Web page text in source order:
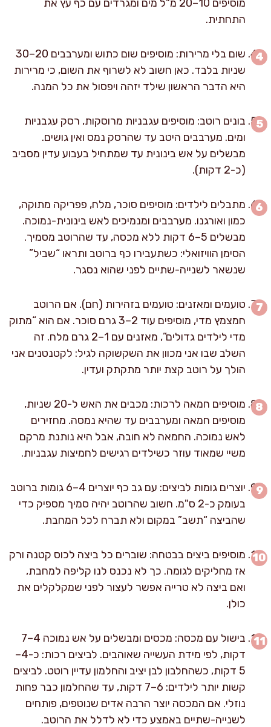
מוסיפים 10–20 מ"ל מים ומגרדים עם כף עץ את
התחתית.
שום בלי מרירות: מוסיפים שום כתוש ומערבבים 20–30
שניות בלבד. כאן חשוב לא לשרוף את השום, כי מרירות
היא הדבר הראשון שילד יזהה ויפסול את כל המנה.
בונים רוטב: מוסיפים עגבניות מרוסקות, רסק עגבניות
ומים. מערבבים היטב עד שהרסק נמס ואין גושים.
מבשלים על אש בינונית עד שמתחיל בעבוע עדין מסביב
(כ-2 דקות).
מתבלים לילדים: מוסיפים סוכר, מלח, פפריקה מתוקה,
כמון ואורגנו. מערבבים ומנמיכים לאש בינונית-נמוכה.
מבשלים 5–6 דקות ללא מכסה, עד שהרוטב מסמיך.
הסימן הוויזואלי: כשתעבירו כף ברוטב ותראו “שביל”
שנשאר לשנייה-שתיים לפני שהוא נסגר.
טועמים ומאזנים: טועמים בזהירות (חם). אם הרוטב
חמצמץ מדי, מוסיפים עוד 2–3 גרם סוכר. אם הוא “מתוק
מדי לילדים גדולים”, מאזנים עם 1–2 גרם מלח. זה
השלב שבו אני מכוון את השקשוקה לגיל: לקטנטנים אני
הולך על רוטב קצת יותר מתקתק ועדין.
מוסיפים חמאה לרכות: מכבים את האש ל-20 שניות,
מוסיפים חמאה ומערבבים עד שהיא נמסה. מחזירים
לאש נמוכה. החמאה לא חובה, אבל היא נותנת מרקם
משיי שמאוד עוזר כשילדים רגישים לחמיצות עגבניות.
יוצרים גומות לביצים: עם גב כף יוצרים 4–6 גומות ברוטב
בעומק כ-2 ס"מ. חשוב שהרוטב יהיה סמיך מספיק כדי
שהביצה “תשב” במקום ולא תברח לכל המחבת.
מוסיפים ביצים בבטחה: שוברים כל ביצה לכוס קטנה ורק
אז מחליקים לגומה. כך לא נכנס לנו קליפה למחבת,
ואם ביצה לא טרייה אפשר לעצור לפני שמקלקלים את
כולן.
בישול עם מכסה: מכסים ומבשלים על אש נמוכה 4–7
דקות, לפי מידת העשייה שאוהבים. לביצים רכות: כ-4–
5 דקות, כשהחלבון לבן יציב והחלמון עדיין רוטט. לביצים
קשות יותר לילדים: 6–7 דקות, עד שהחלמון כבר פחות
נוזלי. אם המכסה יוצר הרבה אדים שנוטפים, פותחים
לשנייה-שתיים באמצע כדי לא לדלל את הרוטב.